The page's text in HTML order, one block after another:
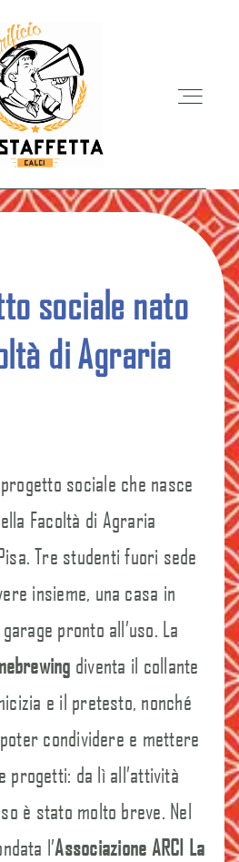
BIRRIFICIO
LE BIRRE
EVENTI
CONTATTI
sociale nato
di Agraria
sociale che nasce
Facoltà di Agraria
Tre studenti fuori sede
insieme, una casa in
pronto all’uso. La
diventa il collante
e il pretesto, nonché
condividere e mettere
progetti: da lì all’attività
è stato molto breve. Nel
l’Associazione ARCI La